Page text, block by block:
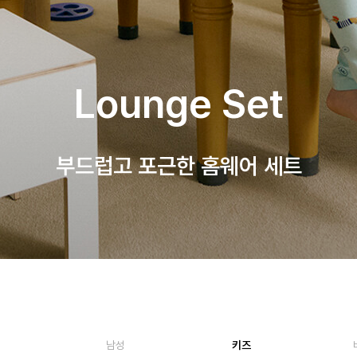
Lounge Set
부드럽고 포근한 홈웨어 세트
남성 키즈